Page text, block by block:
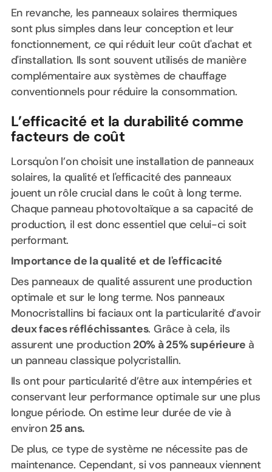
En revanche, les panneaux solaires thermiques
sont plus simples dans leur conception et leur
fonctionnement, ce qui réduit leur coût d'achat et
d'installation. Ils sont souvent utilisés de manière
complémentaire aux systèmes de chauffage
conventionnels pour réduire la consommation.
L’efficacité et la durabilité comme
facteurs de coût
Lorsqu'on l’on choisit une installation de panneaux
solaires, la qualité et l'efficacité des panneaux
jouent un rôle crucial dans le coût à long terme.
Chaque panneau photovoltaïque a sa capacité de
production, il est donc essentiel que celui-ci soit
performant.
Importance de la qualité et de l'efficacité
Des panneaux de qualité assurent une production
optimale et sur le long terme. Nos panneaux
Monocristallins bi faciaux ont la particularité d’avoir
deux faces réfléchissantes. Grâce à cela, ils
assurent une production 20% à 25% supérieure à
un panneau classique polycristallin.
Ils ont pour particularité d’être aux intempéries et
conservant leur performance optimale sur une plus
longue période. On estime leur durée de vie à
environ 25 ans.
De plus, ce type de système ne nécessite pas de
maintenance. Cependant, si vos panneaux viennent